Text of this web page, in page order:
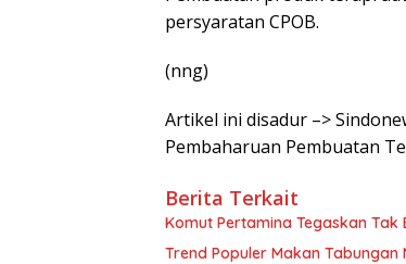
persyaratan CPOB.
(nng)
Artikel ini disadur –>
Pembaharuan Pembuatan
Berita Terkait
Komut Pertamina Tegaskan Tak
Trend Populer Makan